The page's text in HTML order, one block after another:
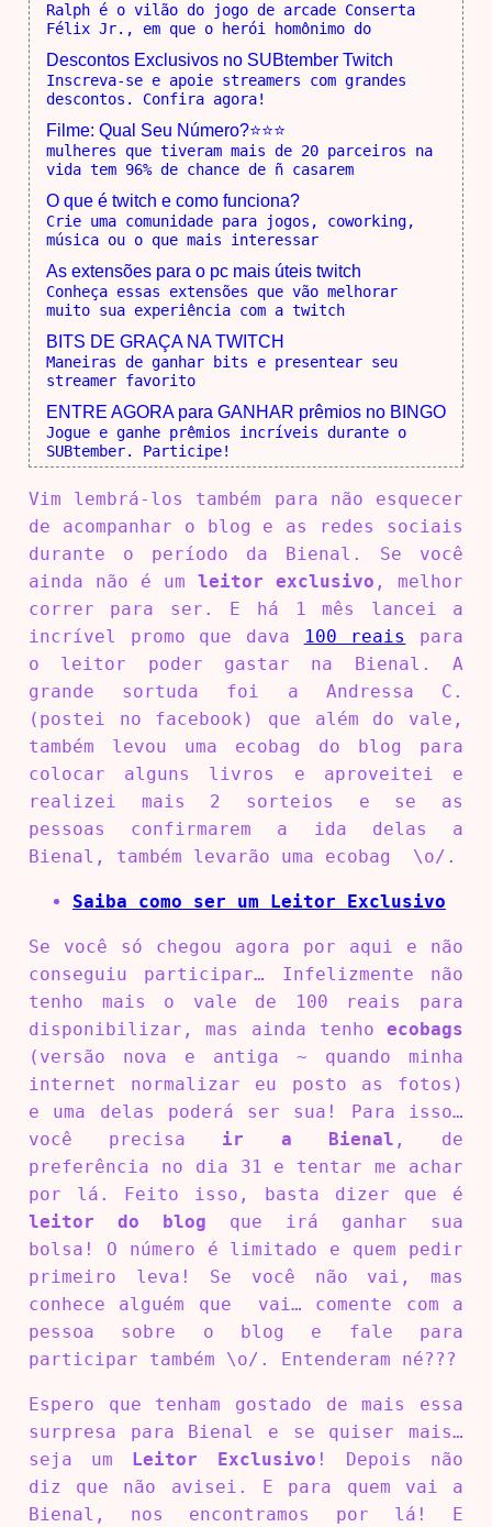
Ralph é o vilão do jogo de arcade Conserta
Félix Jr., em que o herói homônimo do
Descontos Exclusivos no SUBtember Twitch
Inscreva-se e apoie streamers com grandes
descontos. Confira agora!
Filme: Qual Seu Número?⭐⭐⭐
mulheres que tiveram mais de 20 parceiros na
vida tem 96% de chance de ñ casarem
O que é twitch e como funciona?
Crie uma comunidade para jogos, coworking,
música ou o que mais interessar
As extensões para o pc mais úteis twitch
Conheça essas extensões que vão melhorar
muito sua experiência com a twitch
BITS DE GRAÇA NA TWITCH
Maneiras de ganhar bits e presentear seu
streamer favorito
ENTRE AGORA para GANHAR prêmios no BINGO
Jogue e ganhe prêmios incríveis durante o
SUBtember. Participe!
Vim lembrá-los também para não esquecer
de acompanhar o blog e as redes sociais
durante o período da Bienal. Se você
ainda não é umleitor exclusivo , melhor
correr para ser. E há 1 mês lancei a
incrível promo que dava
100 reais
para
o leitor poder gastar na Bienal. A
grande sortuda foi a Andressa C.
(postei no facebook) que além do vale,
também levou uma ecobag do blog para
colocar alguns livros e aproveitei e
realizei mais 2 sorteios e se as
pessoas confirmarem a ida delas a
Bienal, também levarão uma ecobag \o/.
Saiba como ser um Leitor Exclusivo
Se você só chegou agora por aqui e não
conseguiu participar… Infelizmente não
tenho mais o vale de 100 reais para
disponibilizar, mas ainda tenhoecobags
(versão nova e antiga ~ quando minha
internet normalizar eu posto as fotos)
e uma delas poderá ser sua! Para isso…
você precisa ir a Bienal , de
preferência no dia 31 e tentar me achar
por lá. Feito isso, basta dizer que é
leitor do blog que irá ganhar sua
bolsa! O número é limitado e quem pedir
primeiro leva! Se você não vai, mas
conhece alguém que vai… comente com a
pessoa sobre o blog e fale para
participar também \o/. Entenderam né???
Espero que tenham gostado de mais essa
surpresa para Bienal e se quiser mais…
seja um
Leitor Exclusivo ! Depois não
diz que não avisei. E para quem vai a
Bienal, nos encontramos por lá! E